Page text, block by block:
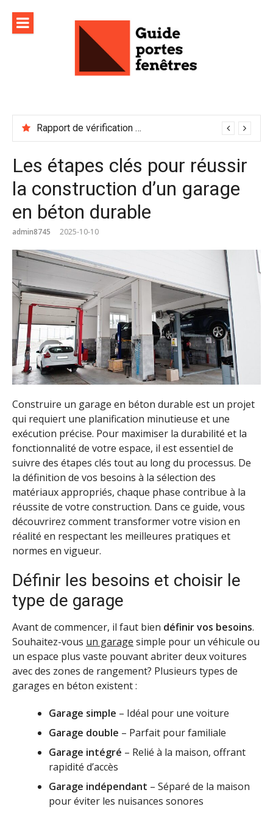
contenu
Rapport de vérification sécurité : à conserver précieusement
Les étapes clés pour réussir
la construction d’un garage
en béton durable
admin8745 2025-10-10
Construire un garage en béton durable est un projet
qui requiert une planification minutieuse et une
exécution précise. Pour maximiser la durabilité et la
fonctionnalité de votre espace, il est essentiel de
suivre des étapes clés tout au long du processus. De
la définition de vos besoins à la sélection des
matériaux appropriés, chaque phase contribue à la
réussite de votre construction. Dans ce guide, vous
découvrirez comment transformer votre vision en
réalité en respectant les meilleures pratiques et
normes en vigueur.
Définir les besoins et choisir le
type de garage
Avant de commencer, il faut bien définir vos besoins.
Souhaitez-vous un garage simple pour un véhicule ou
un espace plus vaste pouvant abriter deux voitures
avec des zones de rangement? Plusieurs types de
garages en béton existent :
Garage simple – Idéal pour une voiture
Garage double – Parfait pour familiale
Garage intégré – Relié à la maison, offrant
rapidité d’accès
Garage indépendant – Séparé de la maison
pour éviter les nuisances sonores